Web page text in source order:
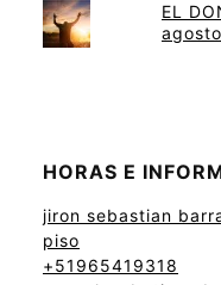
EL
HORAS E
jiron sebastian
piso
+51965419318